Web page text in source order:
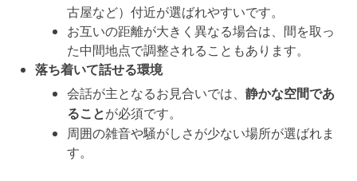
古屋など）付近が選ばれやすいです。
お互いの距離が大きく異なる場合は、間を取っ
た中間地点で調整されることもあります。
落ち着いて話せる環境
会話が主となるお見合いでは、 静かな空間であ
ることが必須です。
周囲の雑音や騒がしさが少ない場所が選ばれま
す。